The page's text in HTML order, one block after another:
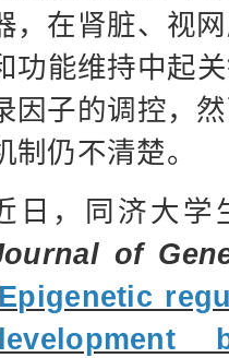
，在肾脏、视
功能维持中起
因子的调控，
制仍不清楚。
日，同济大学
of
Epigenetic